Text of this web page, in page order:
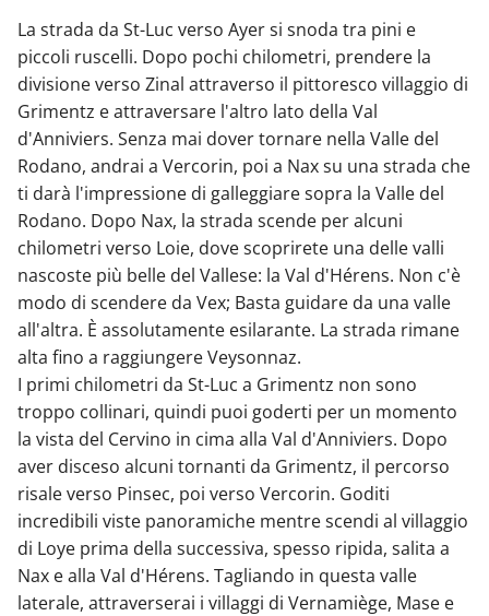
La strada da St-Luc verso Ayer si snoda tra pini e
piccoli ruscelli. Dopo pochi chilometri, prendere la
divisione verso Zinal attraverso il pittoresco villaggio di
Grimentz e attraversare l'altro lato della Val
d'Anniviers. Senza mai dover tornare nella Valle del
Rodano, andrai a Vercorin, poi a Nax su una strada che
ti darà l'impressione di galleggiare sopra la Valle del
Rodano. Dopo Nax, la strada scende per alcuni
chilometri verso Loie, dove scoprirete una delle valli
nascoste più belle del Vallese: la Val d'Hérens. Non c'è
modo di scendere da Vex; Basta guidare da una valle
all'altra. È assolutamente esilarante. La strada rimane
alta fino a raggiungere Veysonnaz.
I primi chilometri da St-Luc a Grimentz non sono
troppo collinari, quindi puoi goderti per un momento
la vista del Cervino in cima alla Val d'Anniviers. Dopo
aver disceso alcuni tornanti da Grimentz, il percorso
risale verso Pinsec, poi verso Vercorin. Goditi
incredibili viste panoramiche mentre scendi al villaggio
di Loye prima della successiva, spesso ripida, salita a
Nax e alla Val d'Hérens. Tagliando in questa valle
laterale, attraverserai i villaggi di Vernamiège, Mase e